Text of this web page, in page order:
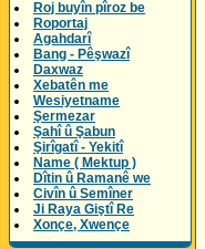
Roj buyîn pîroz be
Roportaj
Agahdarî
Bang - Pêşwazî
Daxwaz
Xebatên me
Wesiyetname
Şermezar
Şahî û Şabun
Şirîgatî - Yekitî
Name ( Mektup )
Dîtin û Ramanê we
Civîn û Semîner
Ji Raya Giştî Re
Xonçe, Xwençe